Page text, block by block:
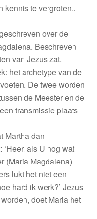
kennis te vergroten..
over de
Beschreven
van Jezus zat.
het archetype van de
De twee worden
de Meester en de
transmissie plaats
Martha dan
als U nog wat
(Maria Magdalena)
lukt het niet een
hard ik werk?’ Jezus
doet Maria het